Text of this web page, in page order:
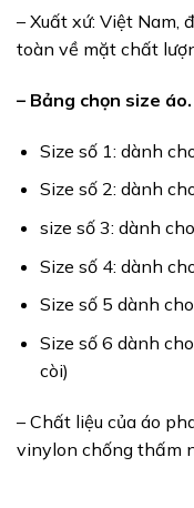
– Xuất xứ: Việt Nam,
toàn về mặt chất
– Bảng chọn size áo.
Size số 1: dành
Size số 2: dành
size số 3: dành
Size số 4: dành
Size số 5 dành
Size số 6 dành
còi)
– Chất liệu của áo
vinylon chống thấm